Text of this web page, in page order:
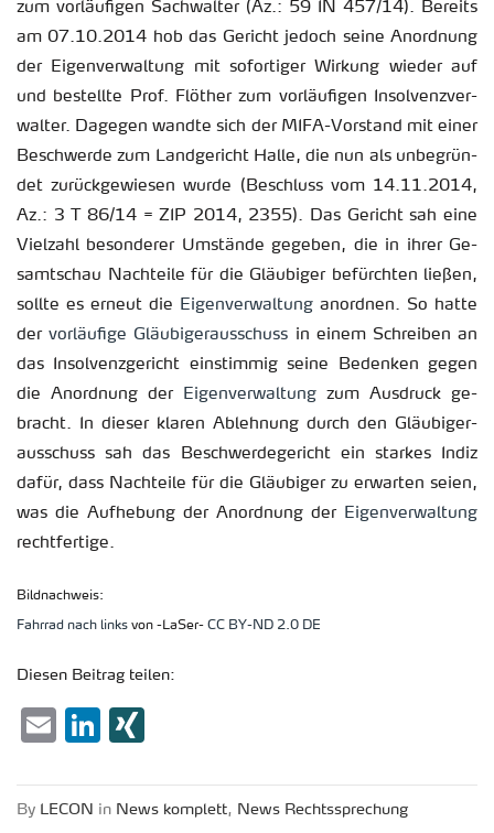
zum vor­läu­fi­gen Sach­wal­ter (Az.: 59 IN 457/14). Be­reits
am 07.10.2014 hob das Ge­richt je­doch seine An­ord­nung
der Ei­gen­ver­wal­tung mit so­for­ti­ger Wir­kung wie­der auf
und be­stell­te Prof. Flö­ther zum vor­läu­fi­gen In­sol­venz­ver­
wal­ter. Da­ge­gen wand­te sich der MIFA-Vor­stand mit einer
Be­schwer­de zum Land­ge­richt Halle, die nun als un­be­grün­
det zu­rück­ge­wie­sen wurde (Be­schluss vom 14.11.2014,
Az.: 3 T 86/14 = ZIP 2014, 2355). Das Ge­richt sah eine
Viel­zahl be­son­de­rer Um­stän­de ge­ge­ben, die in ihrer Ge­
samt­schau Nach­tei­le für die Gläu­bi­ger be­fürch­ten lie­ßen,
soll­te es er­neut die
Ei­gen­ver­wal­tung an­ord­nen. So hatte
dervor­läu­fi­ge Gläu­bi­ger­aus­schuss in einem Schrei­ben an
das In­sol­venz­ge­richt ein­stim­mig seine Be­den­ken gegen
die An­ord­nung der
Ei­gen­ver­wal­tung zum Aus­druck ge­
bracht. In die­ser kla­ren Ab­leh­nung durch den Gläu­bi­ger­
aus­schuss sah das Be­schwer­de­ge­richt ein star­kes Indiz
dafür, dass Nach­tei­le für die Gläu­bi­ger zu er­war­ten seien,
was die Auf­he­bung der An­ord­nung der Ei­gen­ver­wal­tung
recht­fer­ti­ge.
Bild­nach­weis:
Fahr­rad nach links von -LaSer- CC BY-ND 2.0 DE
Die­sen Bei­trag tei­len:
EmailLinkedIn
By LECON in News kom­plett, News Rechts­spre­chung